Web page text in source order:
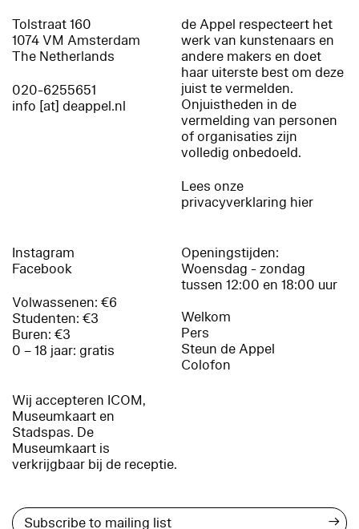
Tolstraat 160
1074 VM Amsterdam
The Netherlands
020-6255651
info [at] deappel.nl
de Appel respecteert het
werk van kunstenaars en
andere makers en doet
haar uiterste best om deze
juist te vermelden.
Onjuistheden in de
vermelding van personen
of organisaties zijn
volledig onbedoeld.
Lees onze
privacyverklaring hier
Instagram
Facebook
Volwassenen: €6
Studenten: €3
Buren: €3
0 – 18 jaar: gratis
Wij accepteren ICOM,
Museumkaart en
Stadspas. De
Museumkaart is
verkrijgbaar bij de receptie.
Openingstijden:
Woensdag - zondag
tussen 12:00 en 18:00 uur
Welkom
Pers
Steun de Appel
Colofon
→